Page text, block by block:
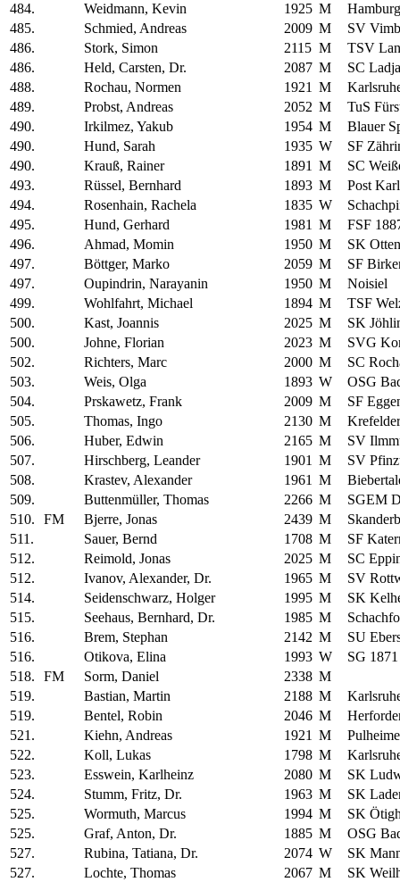
484. Weidmann, Kevin 1925 M
485.
Schmied, Andreas 2009 M
SV
486.
Stork, Simon 2115 M
TSV
486.
Held, Carsten, Dr. 2087 M
SC
488.
Rochau, Normen 1921 M
489.
Probst, Andreas 2052 M
TuS
490.
Irkilmez, Yakub 1954 M
Blauer
490.
Hund, Sarah 1935 W
SF
490.
Krauß, Rainer 1891 M
SC
493.
Rüssel, Bernhard 1893 M
Post
494.
Rosenhain, Rachela 1835 W
495.
Hund, Gerhard 1981 M
FSF
496.
Ahmad, Momin 1950 M
SK
497.
Böttger, Marko 2059 M
SF
497.
Oupindrin, Narayanin 1950 M
Noisiel
499.
Wohlfahrt, Michael 1894 M
TSF
500.
Kast, Joannis 2025 M
SK
500.
Johne, Florian 2023 M
SVG
502.
Richters, Marc 2000 M
SC
503.
Weis, Olga 1893 W
OSG
504.
Prskawetz, Frank 2009 M
SF
505.
Thomas, Ingo 2130 M
506.
Huber, Edwin 2165 M
SV
507.
Hirschberg, Leander 1901 M
SV
508.
Krastev, Alexander 1961 M
509.
Buttenmüller, Thomas 2266 M
SGEM
510.
FM Bjerre, Jonas 2439 M
511.
Sauer, Bernd 1708 M
SF
512.
Reimold, Jonas 2025 M
SC
512.
Ivanov, Alexander, Dr. 1965 M
SV
514.
Seidenschwarz, Holger 1995 M
SK
515.
Seehaus, Bernhard, Dr. 1985 M
516.
Brem, Stephan 2142 M
SU
516.
Otikova, Elina 1993 W
SG
518.
FM Sorm, Daniel 2338 M
519.
Bastian, Martin 2188 M
519.
Bentel, Robin 2046 M
521.
Kiehn, Andreas 1921 M
522.
Koll, Lukas 1798 M
523.
Esswein, Karlheinz 2080 M
SK
524.
Stumm, Fritz, Dr. 1963 M
SK
525.
Wormuth, Marcus 1994 M
SK
525.
Graf, Anton, Dr. 1885 M
OSG
527.
Rubina, Tatiana, Dr. 2074 W
SK
527.
Lochte, Thomas 2067 M
SK